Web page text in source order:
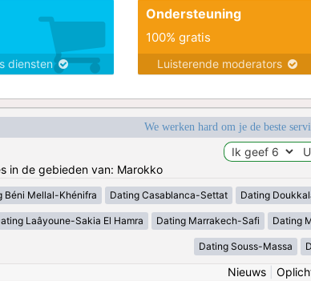
diensten
Ondersteuning
100% gratis
Luisterende moderators
We werken hard om je de beste
in de gebieden van: Marokko
Béni Mellal-Khénifra Dating Casablanca-Settat Dating
Laâyoune-Sakia El Hamra Dating Marrakech-Safi Dating
Dating Souss-Massa
Nieuws|